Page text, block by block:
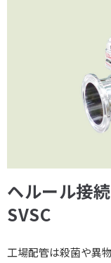
ヘルール接
SVSC
工場配管は殺菌や異